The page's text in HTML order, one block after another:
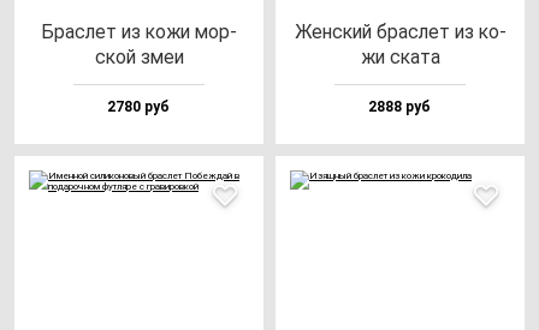
Брас­лет из ко­жи мор­
ской змеи
2780 руб
Жен­ский брас­лет из ко­
жи ска­та
2888 руб